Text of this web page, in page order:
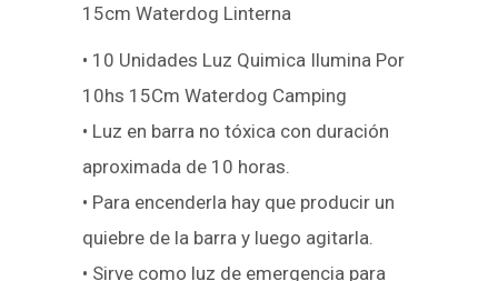
15cm Waterdog Linterna
• 10 Unidades Luz Quimica Ilumina Por
10hs 15Cm Waterdog Camping
• Luz en barra no tóxica con duración
aproximada de 10 horas.
• Para encenderla hay que producir un
quiebre de la barra y luego agitarla.
• Sirve como luz de emergencia para